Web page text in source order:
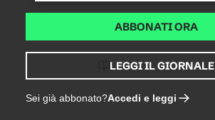
ABBONATI ORA
LEGGI IL GIORNALE
Sei già abbonato?Accedi e leggi